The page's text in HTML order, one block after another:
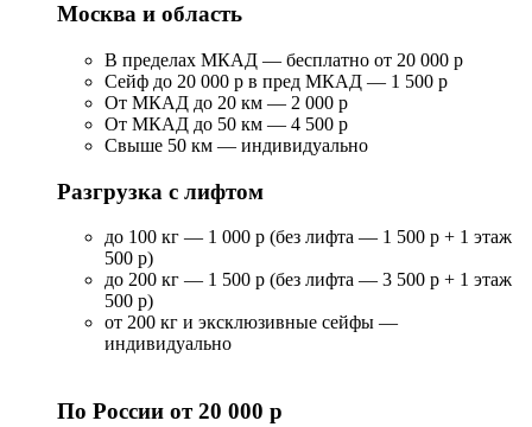
Москва и область
В пределах МКАД — бесплатно от 20 000 р
Сейф до 20 000 р в пред МКАД — 1 500 р
От МКАД до 20 км — 2 000 р
От МКАД до 50 км — 4 500 р
Свыше 50 км — индивидуально
Разгрузка с лифтом
до 100 кг — 1 000 р (без лифта — 1 500 р + 1 этаж
500 р)
до 200 кг — 1 500 р (без лифта — 3 500 р + 1 этаж
500 р)
от 200 кг и эксклюзивные сейфы —
индивидуально
По России от 20 000 р